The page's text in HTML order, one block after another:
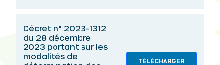
Décret n° 2023-1312
du 28 décembre
2023 portant sur les
modalités de
TÉLÉCHARGER